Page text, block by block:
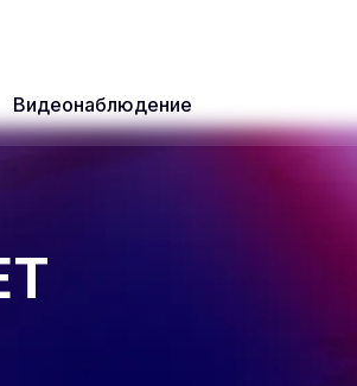
Видеонаблюдение